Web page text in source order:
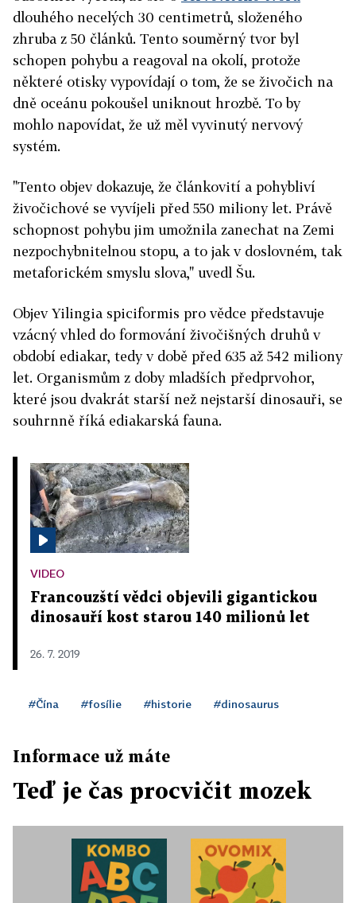
dlouhého necelých 30 centimetrů, složeného
zhruba z 50 článků. Tento souměrný tvor byl
schopen pohybu a reagoval na okolí, protože
některé otisky vypovídají o tom, že se živočich na
dně oceánu pokoušel uniknout hrozbě. To by
mohlo napovídat, že už měl vyvinutý nervový
systém.
"Tento objev dokazuje, že článkovití a pohybliví
živočichové se vyvíjeli před 550 miliony let. Právě
schopnost pohybu jim umožnila zanechat na Zemi
nezpochybnitelnou stopu, a to jak v doslovném, tak
metaforickém smyslu slova," uvedl Šu.
Objev Yilingia spiciformis pro vědce představuje
vzácný vhled do formování živočišných druhů v
období ediakar, tedy v době před 635 až 542 miliony
let. Organismům z doby mladších předprvohor,
které jsou dvakrát starší než nejstarší dinosauři, se
souhrnně říká ediakarská fauna.
VIDEO
Francouzští vědci objevili gigantickou
dinosauří kost starou 140 milionů let
26. 7. 2019
#Čína #fosílie #historie #dinosaurus
Informace už máte
Teď je čas procvičit mozek